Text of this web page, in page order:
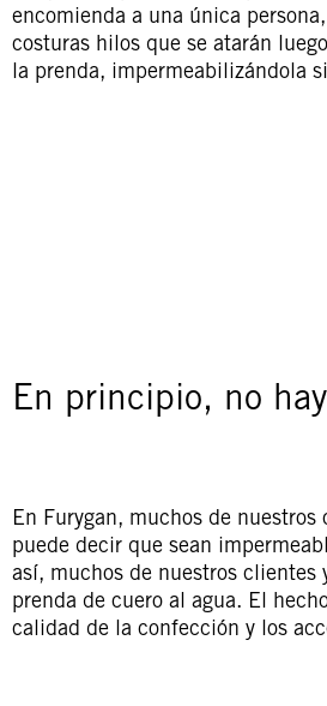
encomienda a una única
costuras hilos que se atarán
la prenda, impermeabilizándola
En principio, no
En Furygan, muchos de
puede decir que sean
así, muchos de nuestros clientes
prenda de cuero al agua. El
calidad de la confección y los